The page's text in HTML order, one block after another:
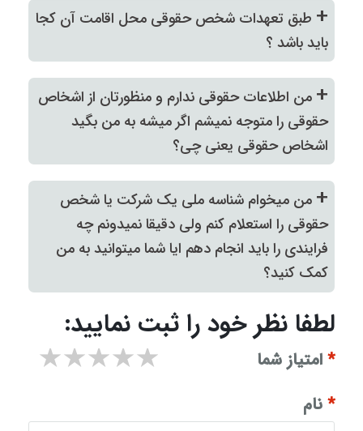
+ طبق تعهدات شخص حقوقی محل اقامت آن کجا
باید باشد ؟
+ من اطلاعات حقوقی ندارم و منظورتان از اشخاص
حقوقی را متوجه نمیشم اگر میشه به من بگید
اشخاص حقوقی یعنی چی؟
+ من میخوام شناسه ملی یک شرکت یا شخص
حقوقی را استعلام کنم ولی دقیقا نمیدونم چه
فرایندی را باید انجام دهم ایا شما میتوانید به من
کمک کنید؟
لطفا نظر خود را ثبت نمایید:
*امتیاز شما 5 stars
4 stars
3 stars
2 stars
*نام